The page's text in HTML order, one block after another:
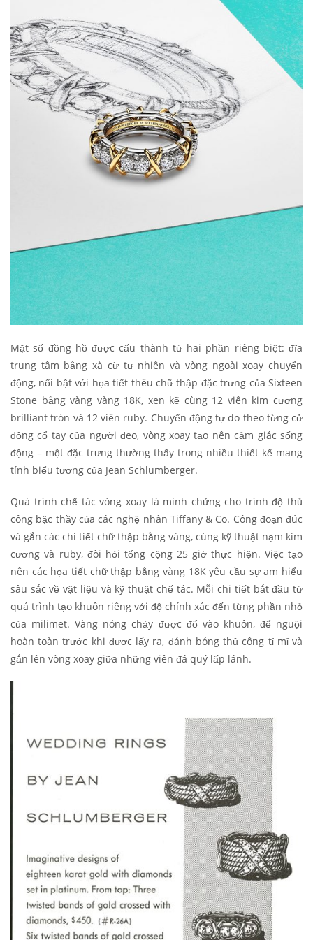
Mặt số đồng hồ được cấu thành từ hai phần riêng biệt: đĩa
trung tâm bằng xà cừ tự nhiên và vòng ngoài xoay chuyển
động, nổi bật với họa tiết thêu chữ thập đặc trưng của Sixteen
Stone bằng vàng vàng 18K, xen kẽ cùng 12 viên kim cương
brilliant tròn và 12 viên ruby. Chuyển động tự do theo từng cử
động cổ tay của người đeo, vòng xoay tạo nên cảm giác sống
động – một đặc trưng thường thấy trong nhiều thiết kế mang
tính biểu tượng của Jean Schlumberger.
Quá trình chế tác vòng xoay là minh chứng cho trình độ thủ
công bậc thầy của các nghệ nhân Tiffany & Co. Công đoạn đúc
và gắn các chi tiết chữ thập bằng vàng, cùng kỹ thuật nạm kim
cương và ruby, đòi hỏi tổng cộng 25 giờ thực hiện. Việc tạo
nên các họa tiết chữ thập bằng vàng 18K yêu cầu sự am hiểu
sâu sắc về vật liệu và kỹ thuật chế tác. Mỗi chi tiết bắt đầu từ
quá trình tạo khuôn riêng với độ chính xác đến từng phần nhỏ
của milimet. Vàng nóng chảy được đổ vào khuôn, để nguội
hoàn toàn trước khi được lấy ra, đánh bóng thủ công tỉ mỉ và
gắn lên vòng xoay giữa những viên đá quý lấp lánh.